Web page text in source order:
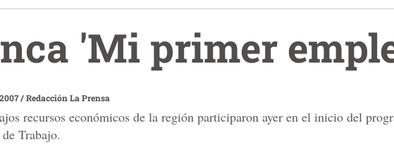
'Mi primer
/Redacción La Prensa
recursos económicos de la región participaron ayer en el inicio del
Trabajo.